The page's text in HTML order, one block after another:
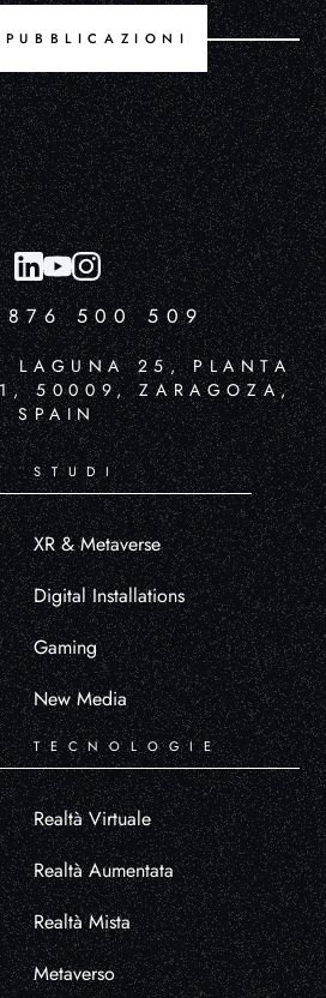
PUBBLICAZIONI
500 509
LAGUNA 25, PLANTA
50009, ZARAGOZA,
SPAIN
STUDI
XR & Metaverse
Digital Installations
Gaming
New Media
TECNOLOGIE
Realtà Virtuale
Realtà Aumentata
Realtà Mista
Metaverso